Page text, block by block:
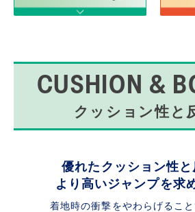
CUSHION &
クッション性と
優れたクッション性
より高いジャンプを求
着地時の衝撃をやわらげるこ